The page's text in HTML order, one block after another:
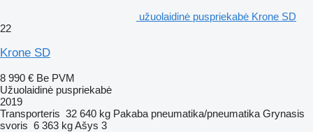
užuolaidinė puspriekabė Krone SD
22
Krone SD
8 990 € Be PVM
Užuolaidinė puspriekabė
2019
Transporteris 32 640 kg Pakaba pneumatika/pneumatika Grynasis
svoris 6 363 kgAšys 3